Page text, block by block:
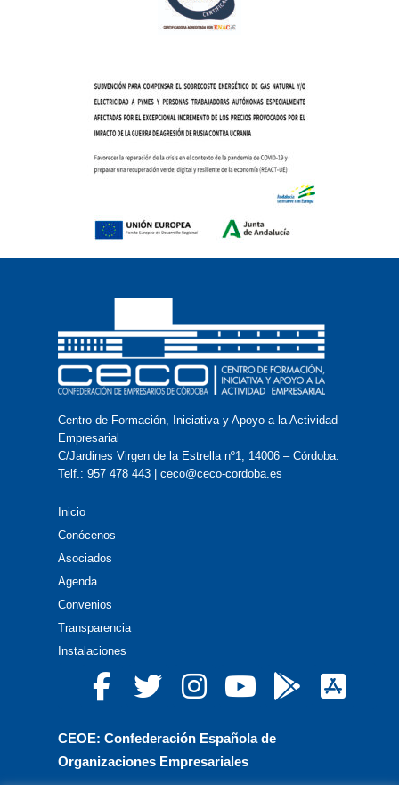
Centro de Formación, Iniciativa y Apoyo a la Actividad
Empresarial
C/Jardines Virgen de la Estrella nº1, 14006 – Córdoba.
Telf.: 957 478 443 | ceco@ceco-cordoba.es
Inicio
Conócenos
Asociados
Agenda
Convenios
Transparencia
Instalaciones
CEOE: Confederación Española de
Organizaciones Empresariales